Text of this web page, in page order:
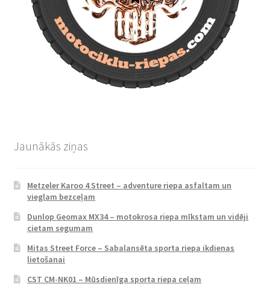
Jaunākās ziņas
Metzeler Karoo 4 Street – adventure riepa asfaltam un
vieglam bezceļam
Dunlop Geomax MX34 – motokrosa riepa mīkstam un vidēji
cietam segumam
Mitas Street Force – Sabalansēta sporta riepa ikdienas
lietošanai
CST CM-NK01 – Mūsdienīga sporta riepa ceļam